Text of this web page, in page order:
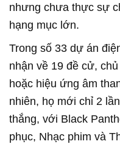
nhưng chưa thực sự
hạng mục lớn.
Trong số 33 dự án
nhận về 19 đề cử,
hoặc hiệu ứng âm
nhiên, họ mới chỉ 2
thắng, với Black
phục, Nhạc phim và